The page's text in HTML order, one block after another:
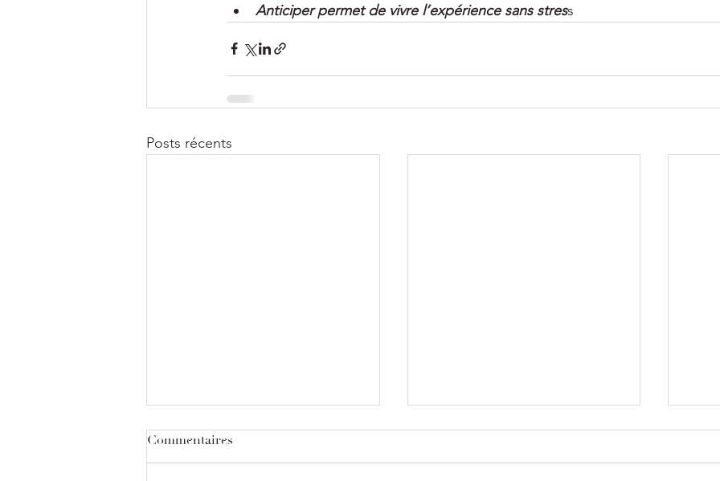
Anticiper permet de vivre l’expérience sans stress
Posts récents
Commentaires